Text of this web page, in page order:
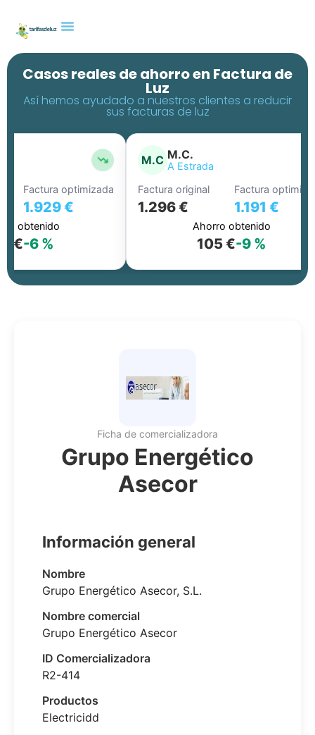
Casos reales de ahorro en Factura de
Luz
Así hemos ayudado a nuestros clientes a reducir
sus facturas de luz
Factura optimizada
1.929 €
obtenido
€-6 %
M.C M.C.
A Estrada
Factura original
1.296 €
Factura
1.191 €
Ahorro obtenido
105 €-9 %
Ficha de comercializadora
Grupo Energético
Asecor
Información general
Nombre
Grupo Energético Asecor, S.L.
Nombre comercial
Grupo Energético Asecor
ID Comercializadora
R2-414
Productos
Electricidd